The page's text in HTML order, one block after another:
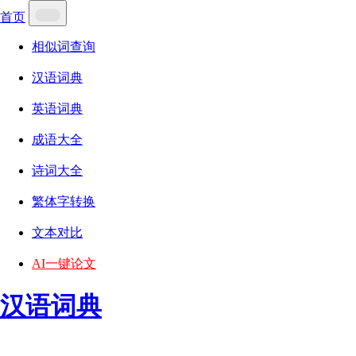
首页
相似词查询
汉语词典
英语词典
成语大全
诗词大全
繁体字转换
文本对比
AI一键论文
汉语词典